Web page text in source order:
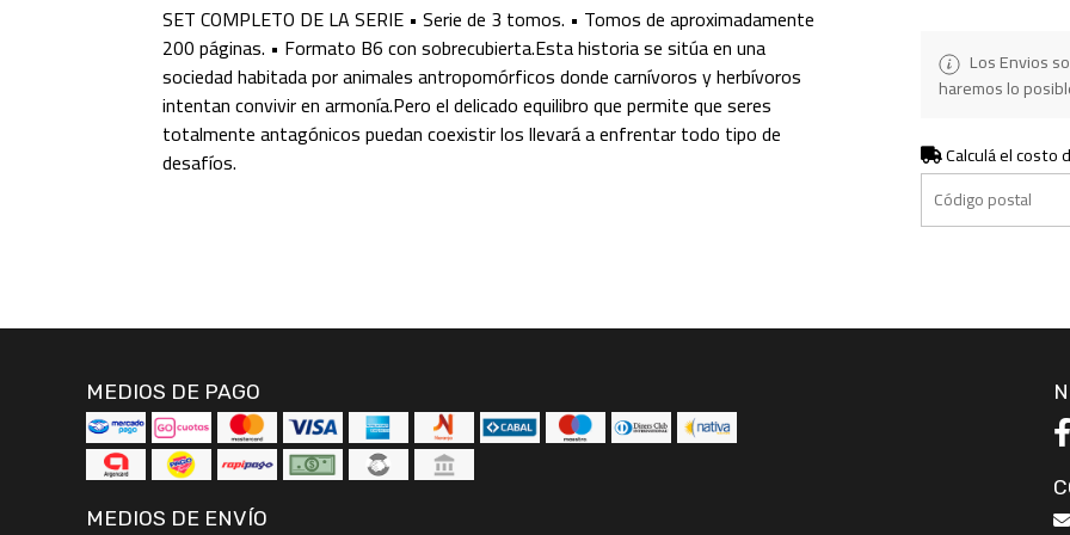
SET COMPLETO DE LA SERIE • Serie de 3 tomos. • Tomos de aproximadamente
200 páginas. • Formato B6 con sobrecubierta.Esta historia se sitúa en una
sociedad habitada por animales antropomórficos donde carnívoros y herbívoros
intentan convivir en armonía.Pero el delicado equilibro que permite que seres
totalmente antagónicos puedan coexistir los llevará a enfrentar todo tipo de
desafíos.
Los Envios
haremos lo
Calculá el costo
MEDIOS DE PAGO
MEDIOS DE ENVÍO